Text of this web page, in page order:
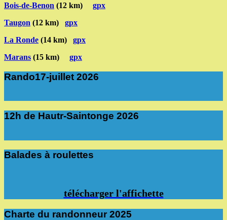
Bois-de-Benon (12 km) gpx
Taugon (12 km) gpx
La Ronde (14 km) gpx
Marans (15 km) gpx
Rando17-juillet 2026
12h de Hautr-Saintonge 2026
Balades à roulettes
télécharger l'affichette
Charte du randonneur 2025